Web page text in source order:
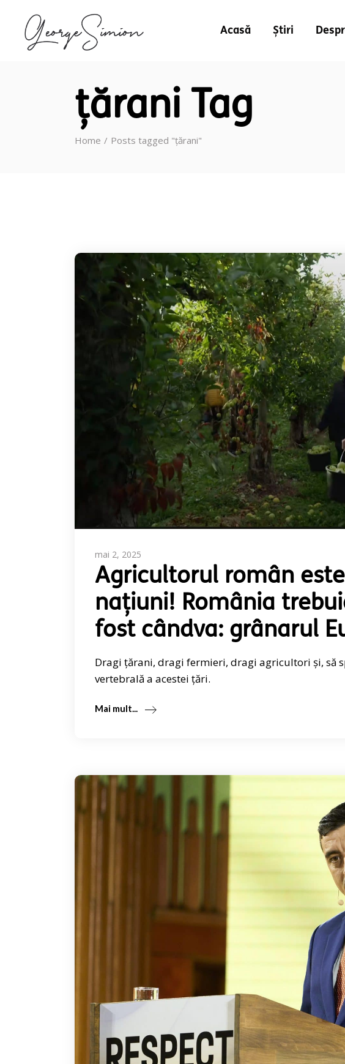
Acasă Știri
țărani Tag
Home Posts tagged "țărani"
mai 2, 2025
Agricultorul român
națiuni! România
fost cândva: grânarul
Dragi țărani, dragi fermieri, dragi agricultori și, să
vertebrală a acestei țări.
Mai mult...